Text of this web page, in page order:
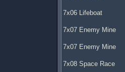
7x06 Lifeboat
7x07 Enemy Mine
7x07 Enemy Mine
7x08 Space Race